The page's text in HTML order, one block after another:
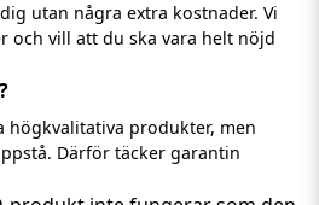
utan några extra kostnader. Vi
och vill att du ska vara helt nöjd
högkvalitativa produkter, men
Därför täcker garantin